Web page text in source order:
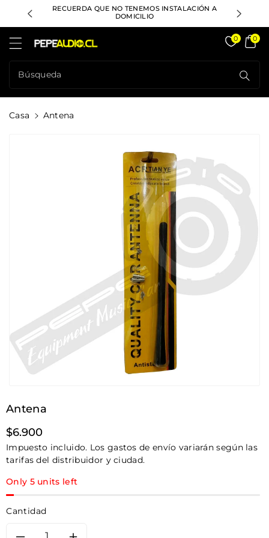
RECUERDA QUE NO TENEMOS INSTALACIÓN A
DOMICILIO
DESPACHO
Búsqueda
0 0
Casa Antena
Antena
Precio
habitual
$6.900
Impuesto incluido. Los gastos de envío variarán según las
tarifas del distribuidor y ciudad.
Only 5 units left
Cantidad